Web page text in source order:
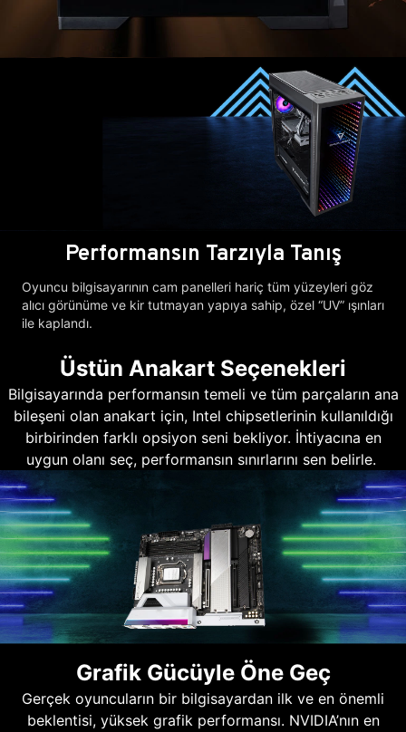
Performansın Tarzıyla Tanış
Oyuncu bilgisayarının cam panelleri hariç tüm yüzeyleri göz
alıcı görünüme ve kir tutmayan yapıya sahip, özel “UV” ışınları
ile kaplandı.
Üstün Anakart Seçenekleri
Bilgisayarında performansın temeli ve tüm parçaların ana
bileşeni olan anakart için, Intel chipsetlerinin kullanıldığı
birbirinden farklı opsiyon seni bekliyor. İhtiyacına en
uygun olanı seç, performansın sınırlarını sen belirle.
Grafik Gücüyle Öne Geç
Gerçek oyuncuların bir bilgisayardan ilk ve en önemli
beklentisi, yüksek grafik performansı. NVIDIA’nın en